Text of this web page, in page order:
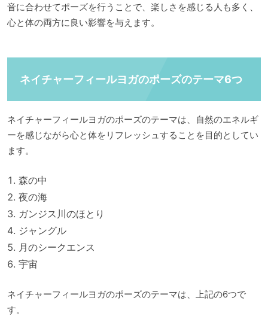
音に合わせてポーズを行うことで、楽しさを感じる人も多く、
心と体の両方に良い影響を与えます。
ネイチャーフィールヨガのポーズのテーマ6つ
ネイチャーフィールヨガのポーズのテーマは、自然のエネルギ
ーを感じながら心と体をリフレッシュすることを目的としてい
ます。
森の中
夜の海
ガンジス川のほとり
ジャングル
月のシークエンス
宇宙
ネイチャーフィールヨガのポーズのテーマは、上記の6つで
す。